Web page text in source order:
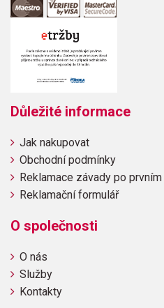
Důležité informace
Jak nakupovat
Obchodní podmínky
Reklamace závady po
Reklamační formulář
O společnosti
O nás
Služby
Kontakty